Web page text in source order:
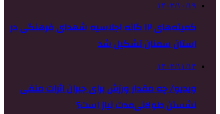
۱۴۰۲/۱۰/۱۹
کمیته‌های ۱۲ گانه اجلاسیه شهدای فرهنگی در
استان سمنان تشکیل شد
۱۴۰۲/۱۱/۱۴
ویدیو/ چه مقدار ورزش برای جبران اثرات منفی
نشستن طولانی‌مدت نیاز است؟